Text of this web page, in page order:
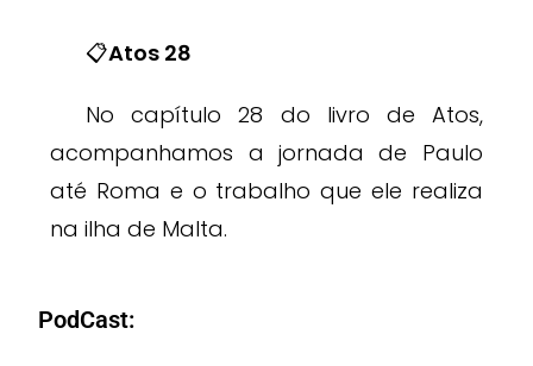
📋Atos 28
No capítulo 28 do livro de Atos,
acompanhamos a jornada de Paulo
até Roma e o trabalho que ele realiza
na ilha de Malta.
PodCast: